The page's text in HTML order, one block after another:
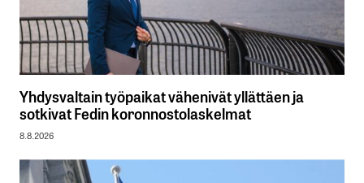
Yhdysvaltain työpaikat vähenivät yllättäen ja
sotkivat Fedin koronnostolaskelmat
8.8.2026